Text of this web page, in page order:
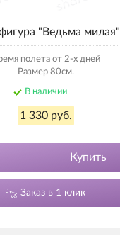
"Ведьма милая"
полета от 2-х дней
Размер 80см.
В наличии
1 330 руб.
Купить
Заказ в 1 клик